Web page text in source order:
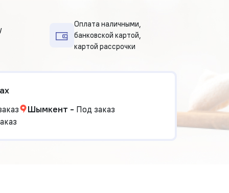
Оплата наличными,
банковской картой,
картой рассрочки
Шымкент - Под заказ